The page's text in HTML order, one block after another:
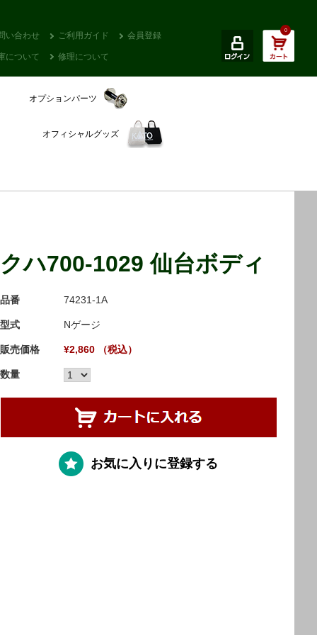
い合わせ ご利用ガイド 会員登録
について 修理について
0
オプションパーツ
オフィシャルグッズ
クハ700-1029 仙台ボディ
品番 74231-1A
型式 Nゲージ
販売価格 ¥2,860 （税込）
数量
お気に入りに登録する